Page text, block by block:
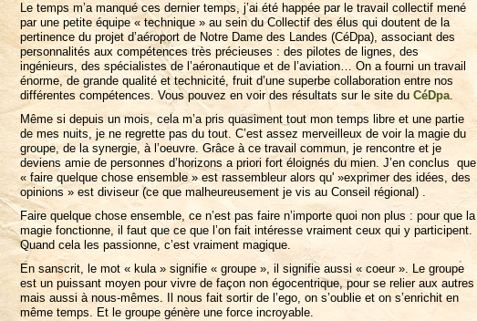
Le temps m’a manqué ces dernier temps, j’ai été happée par le travail collectif mené
par une petite équipe « technique » au sein du Collectif des élus qui doutent de la
pertinence du projet d’aéroport de Notre Dame des Landes (CéDpa), associant des
personnalités aux compétences très précieuses : des pilotes de lignes, des
ingénieurs, des spécialistes de l’aéronautique et de l’aviation… On a fourni un travail
énorme, de grande qualité et technicité, fruit d’une superbe collaboration entre nos
différentes compétences. Vous pouvez en voir des résultats sur le site du CéDpa.
Même si depuis un mois, cela m’a pris quasiment tout mon temps libre et une partie
de mes nuits, je ne regrette pas du tout. C’est assez merveilleux de voir la magie du
groupe, de la synergie, à l’oeuvre. Grâce à ce travail commun, je rencontre et je
deviens amie de personnes d’horizons a priori fort éloignés du mien. J’en conclus que
« faire quelque chose ensemble » est rassembleur alors qu' »exprimer des idées, des
opinions » est diviseur (ce que malheureusement je vis au Conseil régional) .
Faire quelque chose ensemble, ce n’est pas faire n’importe quoi non plus : pour que la
magie fonctionne, il faut que ce que l’on fait intéresse vraiment ceux qui y participent.
Quand cela les passionne, c’est vraiment magique.
En sanscrit, le mot « kula » signifie « groupe », il signifie aussi « coeur ». Le groupe
est un puissant moyen pour vivre de façon non égocentrique, pour se relier aux autres
mais aussi à nous-mêmes. Il nous fait sortir de l’ego, on s’oublie et on s’enrichit en
même temps. Et le groupe génère une force incroyable.